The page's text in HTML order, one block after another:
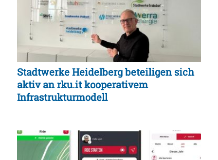
Stadtwerke Heidelberg beteiligen sich
aktiv an rku.it kooperativem
Infrastrukturmodell